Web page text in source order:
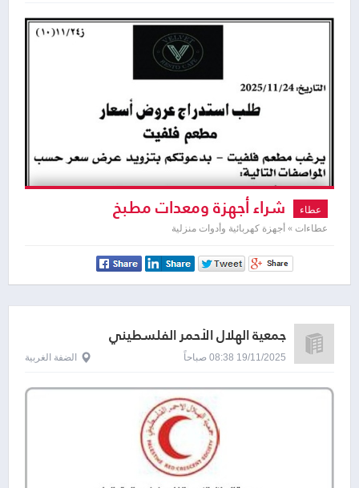
عطاء شراء أجهزة ومعدات مطبخ
عطاءات » أجهزة كهربائية وأدوات منزلية
جمعية الهلال الأحمر الفلسطيني
19/11/2025 08:38 صباحاً الضفة الغربية